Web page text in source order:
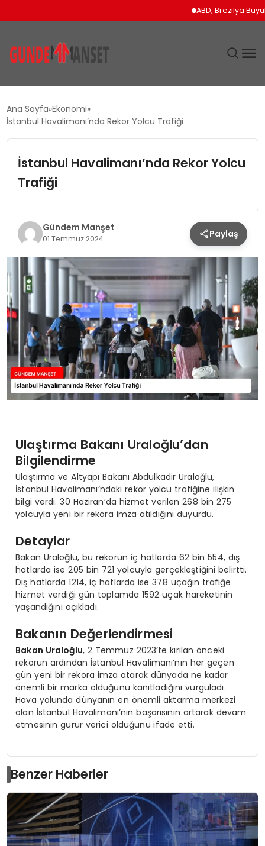
ABD, Brezilya
EKONOMI
TEKNOLOJI
YAŞAM
Ana Sayfa Ekonomi
İstanbul Havalimanı’nda Rekor Yolcu Trafiği
İstanbul Havalimanı’nda Rekor Yolcu
Trafiği
Gündem Manşet
01 Temmuz 2024 Paylaş
Ulaştırma Bakanı Uraloğlu’dan
Bilgilendirme
Ulaştırma ve Altyapı Bakanı Abdulkadir Uraloğlu,
İstanbul Havalimanı’ndaki rekor yolcu trafiğine ilişkin
bilgi verdi. 30 Haziran’da hizmet verilen 268 bin 275
yolcuyla yeni bir rekora imza atıldığını duyurdu.
Detaylar
Bakan Uraloğlu, bu rekorun iç hatlarda 62 bin 554, dış
hatlarda ise 205 bin 721 yolcuyla gerçekleştiğini belirtti.
Dış hatlarda 1214, iç hatlarda ise 378 uçağın trafiğe
hizmet verdiği gün toplamda 1592 uçak hareketinin
yaşandığını açıkladı.
Bakanın Değerlendirmesi
Bakan Uraloğlu, 2 Temmuz 2023’te kırılan önceki
rekorun ardından İstanbul Havalimanı’nın her geçen
gün yeni bir rekora imza atarak dünyada ne kadar
önemli bir marka olduğunu kanıtladığını vurguladı.
Hava yolunda dünyanın en önemli aktarma merkezi
olan İstanbul Havalimanı’nın başarısının artarak devam
etmesinin gurur verici olduğunu ifade etti.
Benzer Haberler